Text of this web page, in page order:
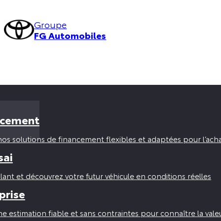
Groupe
FG Automobiles
solutions de financement flexibles et adaptées pour
et découvrez votre futur véhicule en conditions réelles
estimation fiable et sans contraintes pour connaître la